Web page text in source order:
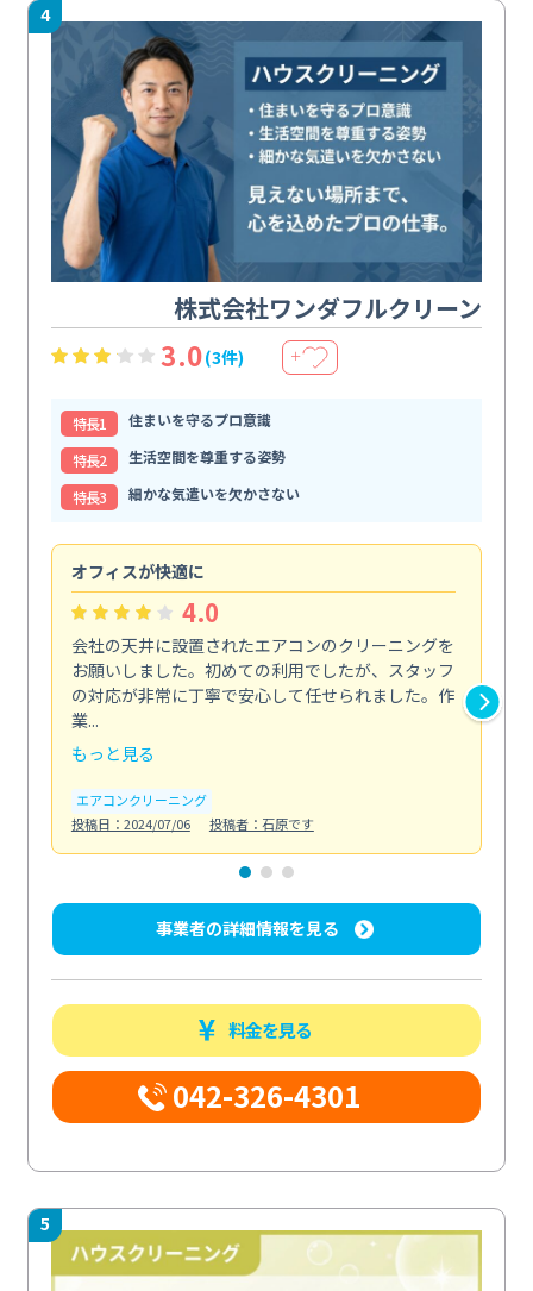
4
株式会社ワンダフルクリーン
3.0(3件) ＋
特⻑1
住まいを守るプロ意識
特⻑2
生活空間を尊重する姿勢
特⻑3
細かな気遣いを欠かさない
オフィスが快適に
4.0
会社の天井に設置されたエアコンのクリーニングを
お願いしました。初めての利用でしたが、スタッフ
の対応が非常に丁寧で安心して任せられました。作
業...
もっと見る
エアコンクリーニング
投稿日：2024/07/06
投稿者：石原です
事業者の詳細情報を見る
料金を見る
042-326-4301
5